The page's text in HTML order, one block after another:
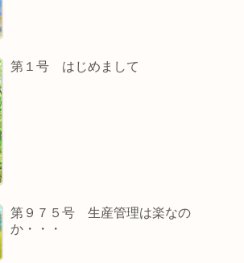
第１号 はじめまして
第９７５号 生産管理は楽なの
か・・・